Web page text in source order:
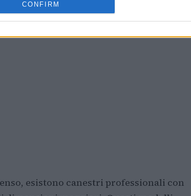
CONFIRM
esistono canestri professionali con